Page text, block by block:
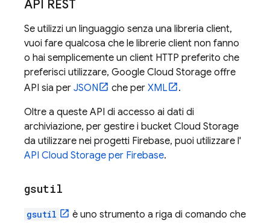
API REST
Se utilizzi un linguaggio senza una libreria client,
vuoi fare qualcosa che le librerie client non fanno
o hai semplicemente un client HTTP preferito che
preferisci utilizzare, Google Cloud Storage offre
API sia per JSON che per XML
.
Oltre a queste API di accesso ai dati di
archiviazione, per gestire i bucket Cloud Storage
da utilizzare nei progetti Firebase, puoi utilizzare l'
API Cloud Storage per Firebase.
gsutil
gsutil
è uno strumento a riga di comando che